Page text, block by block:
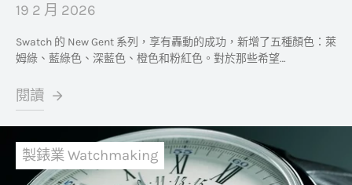
19 2 月 2026
Swatch 的 New Gent 系列，享有轟動的成功，新增了五種顏色：萊
姆綠、藍綠色、深藍色、橙色和粉紅色。對於那些希望…
閱讀
製錶業 Watchmaking